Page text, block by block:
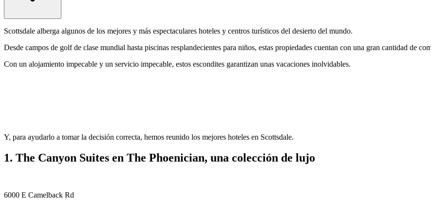
Scottsdale alberga algunos de los mejores y más espectaculares hoteles y centros turísticos del desierto del mundo.
Desde campos de golf de clase mundial hasta piscinas resplandecientes para niños, estas propiedades cuentan con una gran cantidad de
Con un alojamiento impecable y un servicio impecable, estos escondites garantizan unas vacaciones inolvidables.
Y, para ayudarlo a tomar la decisión correcta, hemos reunido los mejores hoteles en Scottsdale.
1. The Canyon Suites en The Phoenician, una colección de lujo
6000 E Camelback Rd